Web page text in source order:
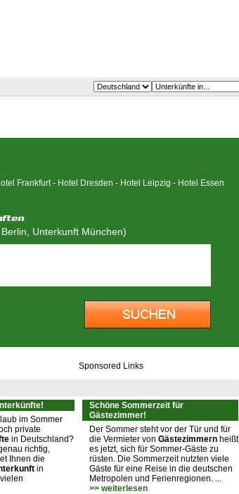
Frankfurt- Hotel Dresden - Hotel Leipzig - Hotel Essen
Unterkunft München)
Sponsored Links
im Sommer
private
in Deutschland?
richtig,
Ihnen die
in
Schöne Sommerzeit für
Gästezimmer!
Der Sommer steht vor der Tür und für
die Vermieter von Gästezimmern heißt
es jetzt, sich für Sommer-Gäste zu
rüsten. Die Sommerzeit nutzten viele
Gäste für eine Reise in die deutschen
Metropolen und Ferienregionen. ...
>> weiterlesen